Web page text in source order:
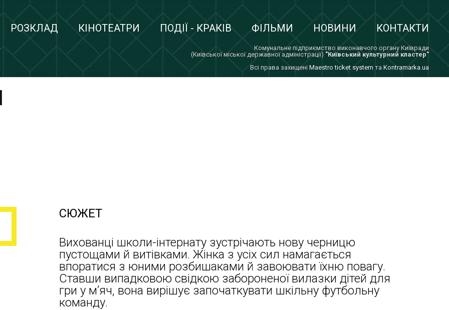
РОЗКЛАД КІНОТЕАТРИ ПОДІЇ - КРАКІВ ФІЛЬМИ НОВИНИ КОНТАКТИ
Комунальне підприємство виконавчого органу Київради
(Київської міської державної адміністрації) "Київський культурний кластер"
Всi права захищенi Maestro ticket system та Kontramarka.ua
СЮЖЕТ
Вихованці школи-інтернату зустрічають нову черницю
пустощами й витівками. Жінка з усіх сил намагається
впоратися з юними розбишаками й завоювати їхню повагу.
Ставши випадковою свідкою забороненої вилазки дітей для
гри у м’яч, вона вирішує започаткувати шкільну футбольну
команду.